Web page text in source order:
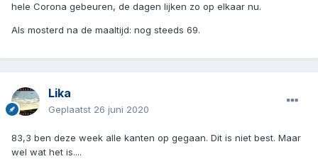
hele Corona gebeuren, de dagen lijken zo op elkaar nu.
Als mosterd na de maaltijd: nog steeds 69.
Lika
Geplaatst 26 juni 2020
83,3 ben deze week alle kanten op gegaan. Dit is niet best. Maar
wel wat het is....